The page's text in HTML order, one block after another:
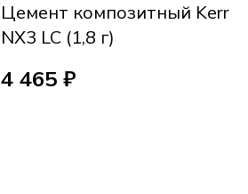
Цемент композитный Kerr
NX3 LC (1,8 г)
4 465 ₽